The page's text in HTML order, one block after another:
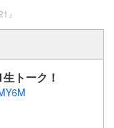
』
トーク！